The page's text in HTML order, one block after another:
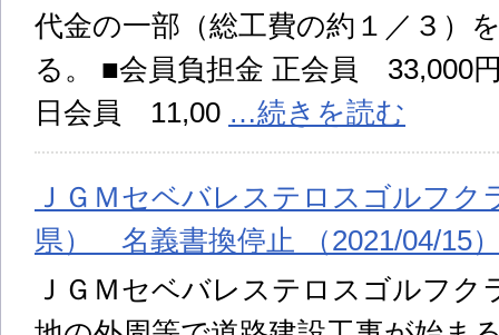
代金の一部（総工費の約１／３）
る。 ■会員負担金 正会員 33,000
日会員 11,00 …続きを読む
ＪＧＭセベバレステロスゴルフ
県） 名義書換停止 （2021/04/15
ＪＧＭセベバレステロスゴルフ